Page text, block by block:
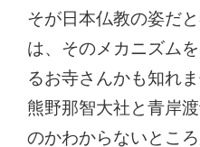
そが日本仏教の姿だ
は、そのメカニズム
るお寺さんかも知れま
熊野那智大社と青岸
のかわからないところ